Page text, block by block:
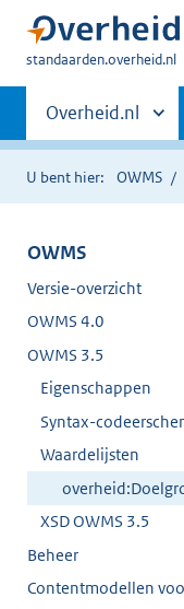
U
hier:
standaarden.overheid.nl
Primaire
navigatie
Andere
sites
binnen
Overheid.nl
U bent hier: OWMS
OWMS
Versie-overzicht
OWMS 4.0
OWMS 3.5
Eigenschappen
Syntax-
Waardelijsten
XSD OWMS 3.5
Beheer
Contentmodellen